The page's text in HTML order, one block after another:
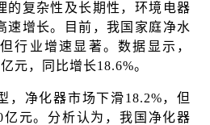
的复杂性及长期性，环境电器
速增长。目前，我国家庭净水
行业增速显著。数据显示，
元，同比增长18.6%。
，净化器市场下滑18.2%，但
元。分析认为，我国净化器